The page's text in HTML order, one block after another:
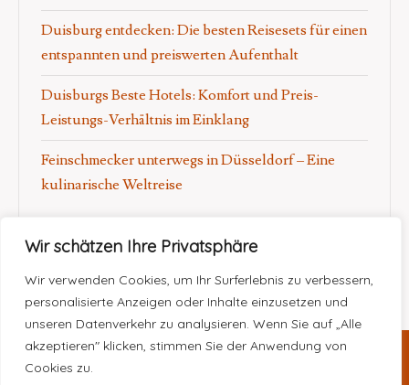
Wir schätzen Ihre Privatsphäre
Wir verwenden Cookies, um Ihr Surferlebnis zu verbessern,
personalisierte Anzeigen oder Inhalte einzusetzen und
unseren Datenverkehr zu analysieren. Wenn Sie auf „Alle
akzeptieren" klicken, stimmen Sie der Anwendung von
Cookies zu.
Duisburg entdecken: Die besten Reisesets für einen
entspannten und preiswerten Aufenthalt
Duisburgs Beste Hotels: Komfort und Preis-
Leistungs-Verhältnis im Einklang
Feinschmecker unterwegs in Düsseldorf – Eine
kulinarische Weltreise